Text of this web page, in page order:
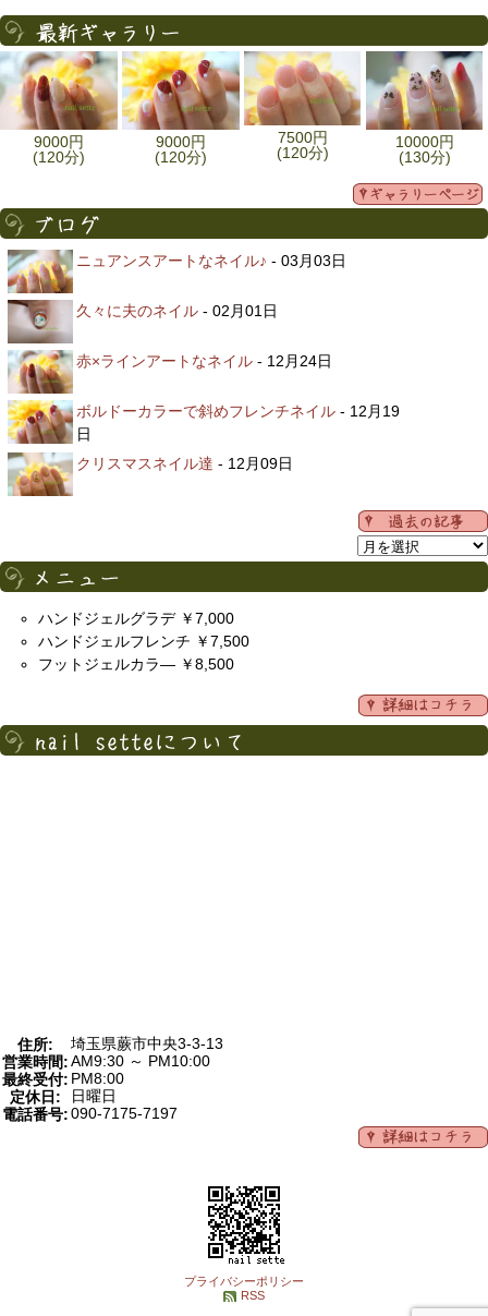
9000円
(120分)
9000円
(120分)
7500円
(120分)
10000円
(130分)
ニュアンスアートなネイル♪ - 03月03日
久々に夫のネイル - 02月01日
赤×ラインアートなネイル - 12月24日
ボルドーカラーで斜めフレンチネイル - 12月19
日
クリスマスネイル達 - 12月09日
ハンドジェルグラデ ￥7,000
ハンドジェルフレンチ ￥7,500
フットジェルカラ― ￥8,500
住所:
埼玉県蕨市中央3-3-13
営業時間:AM9:30 ～ PM10:00
最終受付: PM8:00
定休日:
日曜日
電話番号:090-7175-7197
プライバシーポリシー
RSS